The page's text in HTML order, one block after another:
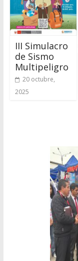
III Simulacro
de Sismo
Multipeligro
20 octubre,
2025